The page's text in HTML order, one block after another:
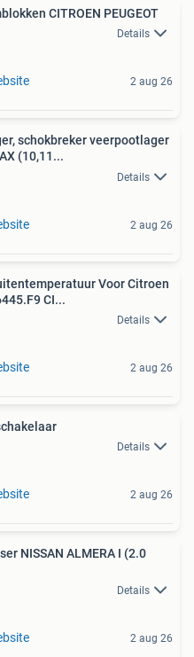
CITROEN PEUGEOT
Details
2 aug 26
schokbreker veerpootlager
(10,11...
Details
2 aug 26
Voor Citroen
CI...
Details
2 aug 26
Details
2 aug 26
NISSAN ALMERA I (2.0
Details
2 aug 26